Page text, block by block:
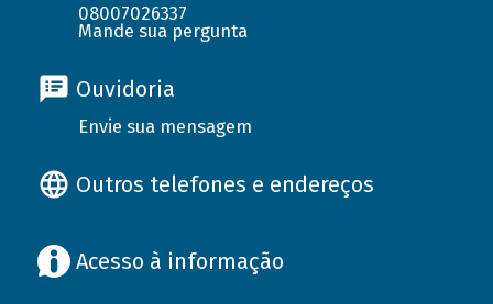
08007026337
Mande sua pergunta
Ouvidoria
Envie sua mensagem
Outros telefones e endereços
Acesso à informação